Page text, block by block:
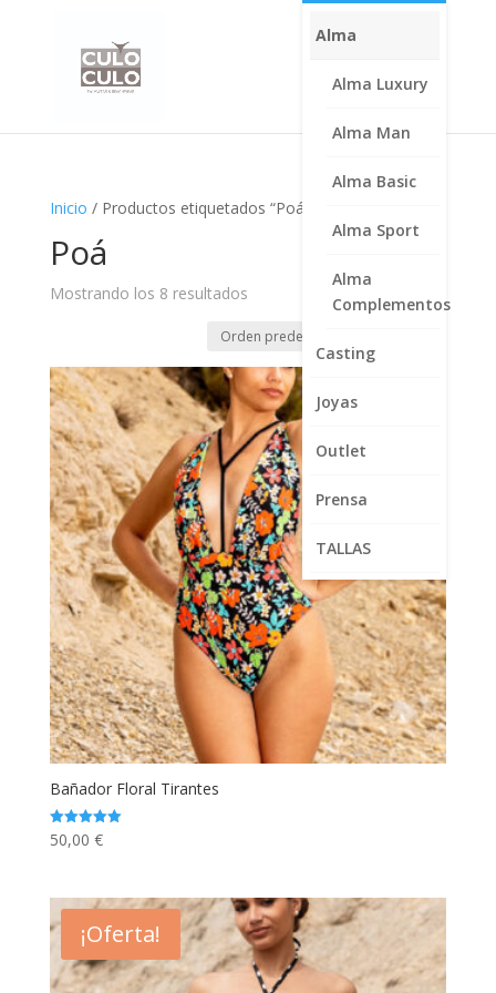
Alma
Alma Luxury
Alma Man
Alma Basic
Alma Sport
Alma
Complementos
Casting
Joyas
Outlet
Prensa
TALLAS
Inicio / Productos etiquetados “Poá”
Poá
Mostrando los 8 resultados
Bañador Floral Tirantes
Valorado
con
50,00 €
¡Oferta!